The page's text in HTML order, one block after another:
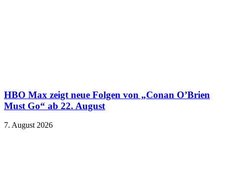
HBO Max zeigt neue Folgen von „Conan O’Brien
Must Go“ ab 22. August
7. August 2026